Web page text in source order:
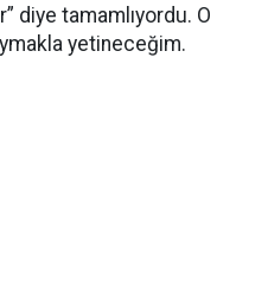
diye tamamlıyordu. O
yetineceğim.